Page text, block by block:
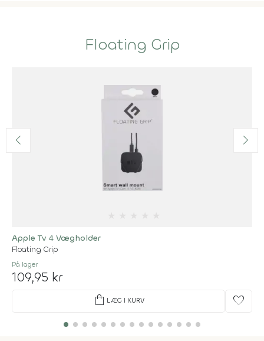
Floating Grip
Apple Tv 4 Vægholder
Floating Grip
På lager
109,95 kr
shopping_bag LÆG I KURV favorite